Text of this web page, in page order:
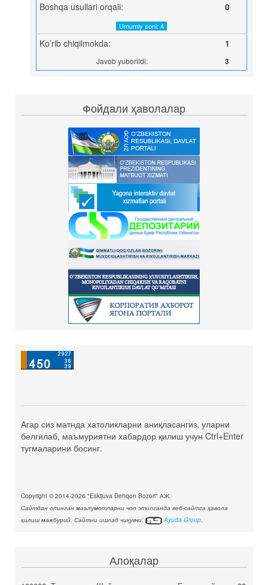
Boshqa usullari orqali: 0
Umumiy soni: 4
Ko’rib chiqilmokda: 1
Javob yuborildi: 3
Фойдали ҳаволалар
Агар сиз матнда хатоликларни аниқласангиз, уларни
белгилаб, маъмуриятни хабардор қилиш учун Ctrl+Enter
тугмаларини босинг.
Copyright © 2014-2026 "Eskijuva Dehqon Bozori" АЖ.
Сайтдан олинган маълумотларни чоп этилганда веб-сайтга ҳавола
қилиш мажбурий. Сайтни ишлаб чиқувчи:
Ayuda Group.
Алоқалар